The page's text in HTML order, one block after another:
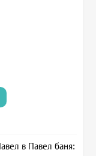
в Павел баня: